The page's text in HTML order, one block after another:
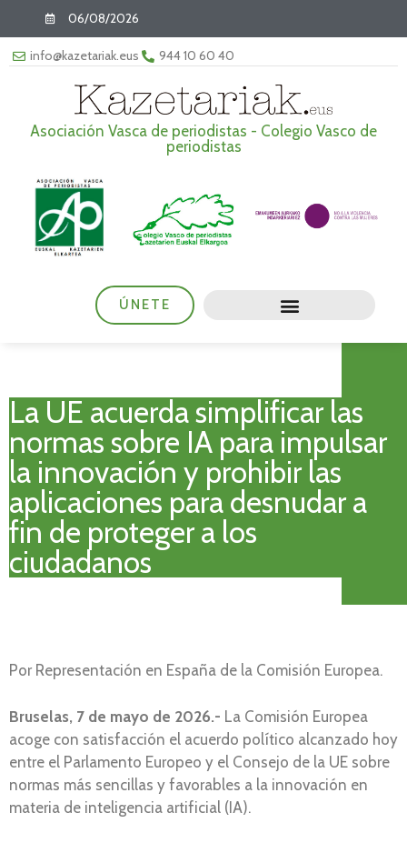
06/08/2026
info@kazetariak.eus 944 10 60 40
Asociación Vasca de periodistas - Colegio Vasco de
periodistas
ÚNETE
La UE acuerda simplificar las
normas sobre IA para impulsar
la innovación y prohibir las
aplicaciones para desnudar a
fin de proteger a los
ciudadanos
Por Representación en España de la Comisión Europea.
Bruselas, 7 de mayo de 2026.- La Comisión Europea
acoge con satisfacción el acuerdo político alcanzado hoy
entre el Parlamento Europeo y el Consejo de la UE sobre
normas más sencillas y favorables a la innovación en
materia de inteligencia artificial (IA).